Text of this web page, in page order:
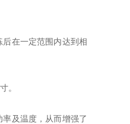
在一定范围内达到相
。
及温度，从而增强了